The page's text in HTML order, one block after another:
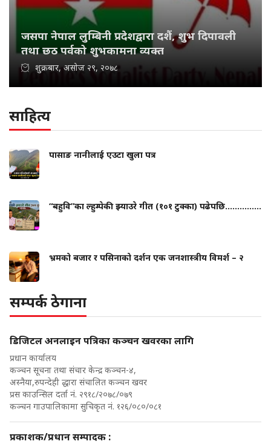
जसपा नेपाल लुम्बिनी प्रदेशद्वारा दशैं, शुभ दिपावली
तथा छठ पर्वको शुभकामना व्यक्त
शुक्रबार, असोज २९, २०७८
साहित्य
पासाङ नानीलाई एउटा खुला पत्र
“बहुवि”का ल्हुम्पेकी झ्याउरे गीत (१०१ टुक्का) पढेपछि...............
भ्रमको बजार र पसिनाको दर्शन एक जनशास्त्रीय विमर्श – २
सम्पर्क ठेगाना
डिजिटल अनलाइन पत्रिका कञ्चन खवरका लागि
प्रधान कार्यालय
कञ्चन सूचना तथा संचार केन्द्र कञ्चन-४,
अस्नैया,रुपन्देही द्धारा संचालित कञ्चन खवर
प्रस काउन्सिल दर्ता नं. २९१८/२०७८/०७९
कञ्चन गाउपालिकामा सुचिकृत नं. १२६/०८०/०८१
प्रकाशक/प्रधान सम्पादक :